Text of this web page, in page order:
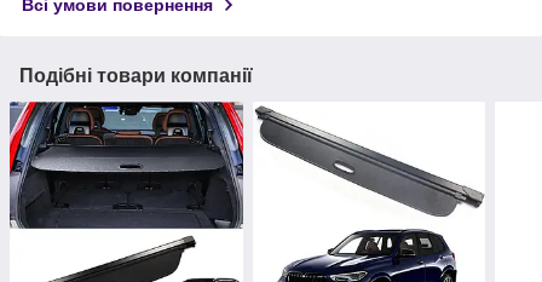
Всі умови повернення
Подібні товари компанії